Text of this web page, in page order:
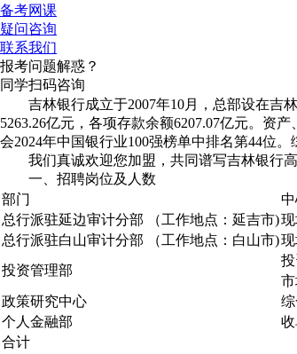
备考网课
疑问咨询
联系我们
报考问题解惑？
同学扫码咨询
吉林银行成立于2007年10月，总部设在吉林
5263.26亿元，各项存款余额6207.07亿元。资
会2024年中国银行业100强榜单中排名第44位
我们真诚欢迎您加盟，共同谱写吉林银行高
一、招聘岗位及人数
部门
总行派驻延边审计分部 （工作地点：延吉市)
总行派驻白山审计分部 （工作地点：白山市)
投资管理部
政策研究中心
个人金融部
合计